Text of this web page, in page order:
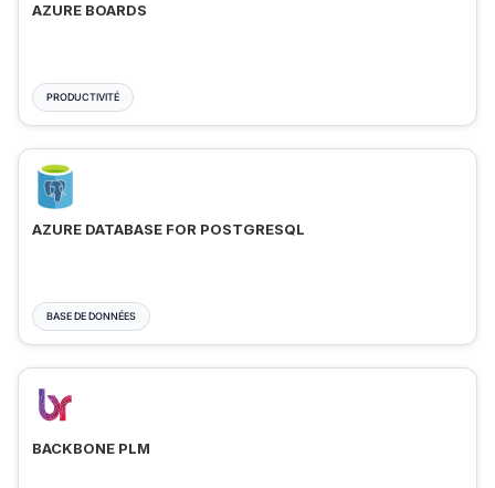
AZURE BOARDS
PRODUCTIVITÉ
AZURE DATABASE FOR POSTGRESQL
BASE DE DONNÉES
BACKBONE PLM